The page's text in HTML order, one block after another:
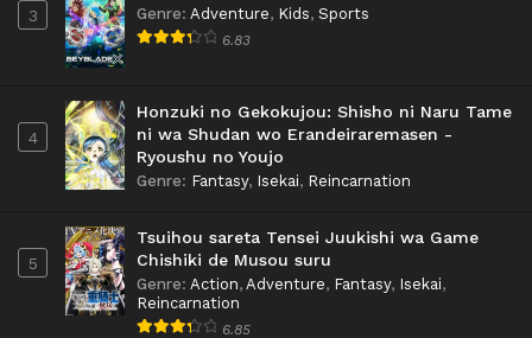
3 Genre: Adventure, Kids, Sports
6.83
4
Honzuki no Gekokujou: Shisho ni Naru Tame
ni wa Shudan wo Erandeiraremasen -
Ryoushu no Youjo
Genre: Fantasy, Isekai, Reincarnation
5
Tsuihou sareta Tensei Juukishi wa Game
Chishiki de Musou suru
Genre: Action, Adventure, Fantasy, Isekai,
Reincarnation
6.85